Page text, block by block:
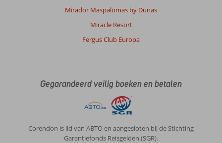
Mirador Maspalomas by Dunas
Miracle Resort
Fergus Club Europa
Gegarandeerd veilig boeken en betalen
Corendon is lid van ABTO en aangesloten bij de Stichting
Garantiefonds Reisgelden (SGR).